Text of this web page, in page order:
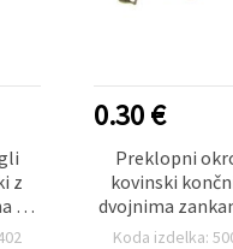
z
za
0.30 €
Preklopni
kovinski
dvojnima
DIY izdelavo
Koda izdelka: